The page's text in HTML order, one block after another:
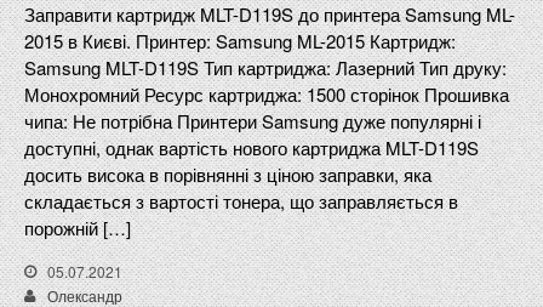
Заправити картридж MLT-D119S до принтера Samsung ML-
2015 в Києві. Принтер: Samsung ML-2015 Картридж:
Samsung MLT-D119S Тип картриджа: Лазерний Тип друку:
Монохромний Ресурс картриджа: 1500 сторінок Прошивка
чипа: Не потрібна Принтери Samsung дуже популярні і
доступні, однак вартість нового картриджа MLT-D119S
досить висока в порівнянні з ціною заправки, яка
складається з вартості тонера, що заправляється в
порожній […]
05.07.2021
Олександр